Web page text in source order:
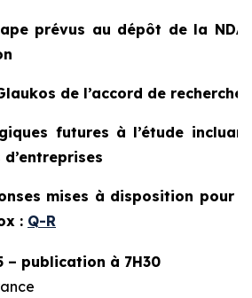
prévus au dépôt de la
de l’accord de recherche
futures à l’étude
mises à disposition pour
: Q-R
– publication à 7H30